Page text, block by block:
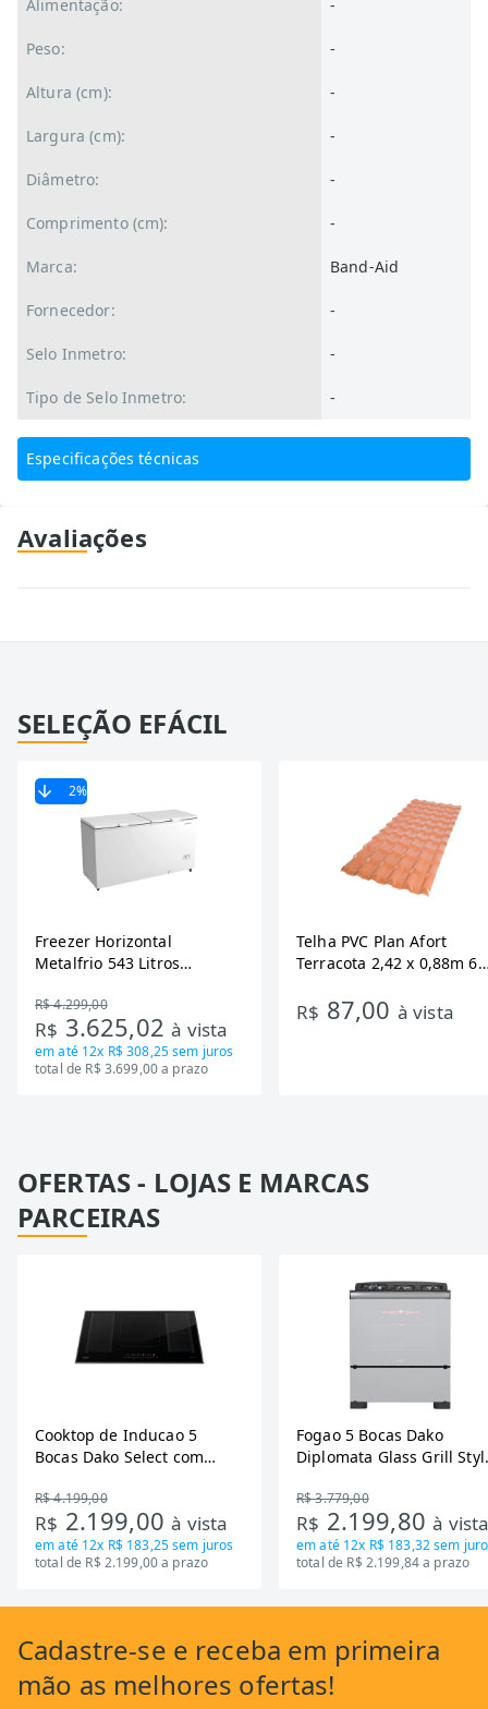
Alimentação: -
Peso: -
Altura (cm): -
Largura (cm): -
Diâmetro: -
Comprimento (cm): -
Marca: Band-Aid
Fornecedor: -
Selo Inmetro: -
Tipo de Selo Inmetro: -
Especificações técnicas
Avaliações
SELEÇÃO EFÁCIL
2%
Freezer Horizontal
Metalfrio 543 Litros
Tecnologia Inverter, Branco,
Bivolt
R$ 4.299,00
R$ 3.625,02à vista
em até 12x R$ 308,25sem juros
total de R$ 3.699,00 a prazo
Telha PVC Plan Afort
Terracota 2,42 x 0,88m 6
R$ 87,00 à vista
OFERTAS - LOJAS E MARCAS
PARCEIRAS
Cooktop de Inducao 5
Bocas Dako Select com
R$ 4.199,00
R$ 2.199,00à vista
em até 12x R$ 183,25sem juros
total de R$ 2.199,00 a prazo
Fogao 5 Bocas Dako
Diplomata Glass Grill
R$ 3.779,00
R$ 2.199,80à
em até 12x R$ 183,32sem
total de R$ 2.199,84 a prazo
Cadastre-se e receba em primeira
mão as melhores ofertas!